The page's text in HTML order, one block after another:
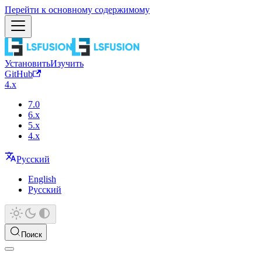
Перейти к основному содержимому
УстановитьИзучить
GitHub
4.x
7.0
6.x
5.x
4.x
Русский
English
Русский
Поиск